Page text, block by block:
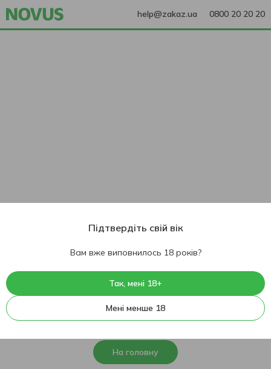
help@zakaz.ua 0800 20 20 20
404
На жаль, ця сторінка не
знайдена
На головну
Підтвердіть свій вік
Вам вже виповнилось 18 років?
Так, мені 18+
Мені менше 18